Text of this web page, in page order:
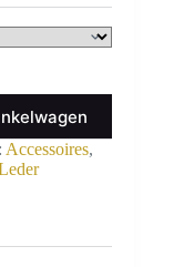
Accessoires,